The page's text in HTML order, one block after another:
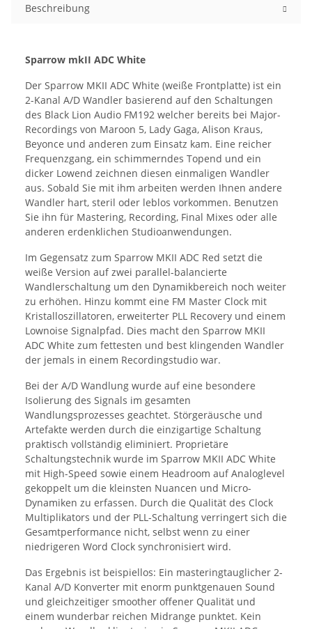
Beschreibung
Sparrow mkII ADC White
Der Sparrow MKII ADC White (weiße Frontplatte) ist ein
2-Kanal A/D Wandler basierend auf den Schaltungen
des Black Lion Audio FM192 welcher bereits bei Major-
Recordings von Maroon 5, Lady Gaga, Alison Kraus,
Beyonce und anderen zum Einsatz kam. Eine reicher
Frequenzgang, ein schimmerndes Topend und ein
dicker Lowend zeichnen diesen einmaligen Wandler
aus. Sobald Sie mit ihm arbeiten werden Ihnen andere
Wandler hart, steril oder leblos vorkommen. Benutzen
Sie ihn für Mastering, Recording, Final Mixes oder alle
anderen erdenklichen Studioanwendungen.
Im Gegensatz zum Sparrow MKII ADC Red setzt die
weiße Version auf zwei parallel-balancierte
Wandlerschaltung um den Dynamikbereich noch weiter
zu erhöhen. Hinzu kommt eine FM Master Clock mit
Kristalloszillatoren, erweiterter PLL Recovery und einem
Lownoise Signalpfad. Dies macht den Sparrow MKII
ADC White zum fettesten und best klingenden Wandler
der jemals in einem Recordingstudio war.
Bei der A/D Wandlung wurde auf eine besondere
Isolierung des Signals im gesamten
Wandlungsprozesses geachtet. Störgeräusche und
Artefakte werden durch die einzigartige Schaltung
praktisch vollständig eliminiert. Proprietäre
Schaltungstechnik wurde im Sparrow MKII ADC White
mit High-Speed sowie einem Headroom auf Analoglevel
gekoppelt um die kleinsten Nuancen und Micro-
Dynamiken zu erfassen. Durch die Qualität des Clock
Multiplikators und der PLL-Schaltung verringert sich die
Gesamtperformance nicht, selbst wenn zu einer
niedrigeren Word Clock synchronisiert wird.
Das Ergebnis ist beispiellos: Ein masteringtauglicher 2-
Kanal A/D Konverter mit enorm punktgenauen Sound
und gleichzeitiger smoother offener Qualität und
einem wunderbar reichen Midrange punktet. Kein